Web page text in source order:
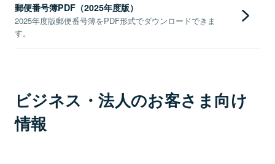
郵便番号簿PDF（2025年度版）
2025年度版郵便番号簿をPDF形式でダウンロードできま
す。
ビジネス・法人のお客さま向け
情報